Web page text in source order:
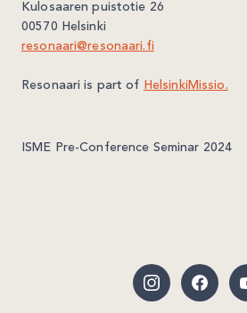
Kulosaaren puistotie 26
00570 Helsinki
resonaari@resonaari.fi
Resonaari is part of HelsinkiMissio.
ISME Pre-Conference Seminar 2024